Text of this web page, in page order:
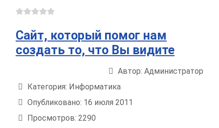
Сайт, который помог нам
создать то, что Вы видите
Автор: Администратор
Категория: Информатика
Опубликовано: 16 июля 2011
Просмотров: 2290